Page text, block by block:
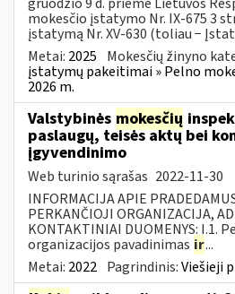
mokesčio įstatymo Nr. IX-675 3
įstatymą Nr. XV-630 (toliau −
Metai: 2025 Mokesčių žinyno
įstatymų pakeitimai » Pelno
2026 m.
Valstybinės mokesčių
paslaugų, teisės aktų bei
įgyvendinimo
Web turinio sąrašas 2022-11-30
INFORMACIJA APIE
PERKANČIOJI ORGANIZACIJA,
KONTAKTINIAI DUOMENYS: I.1.
organizacijos pavadinimas ir...
Metai: 2022 Pagrindinis:Viešieji